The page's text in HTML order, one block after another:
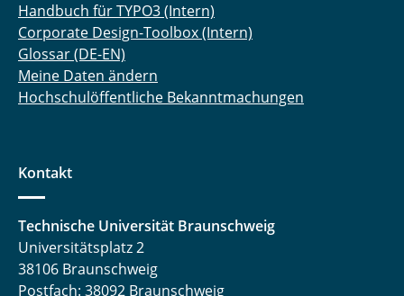
Handbuch für TYPO3 (Intern)
Corporate Design-Toolbox (Intern)
Glossar (DE-EN)
Meine Daten ändern
Hochschulöffentliche Bekanntmachungen
Kontakt
Technische Universität Braunschweig
Universitätsplatz 2
38106 Braunschweig
Postfach: 38092 Braunschweig